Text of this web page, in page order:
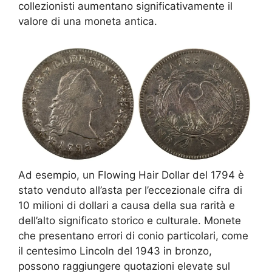
collezionisti aumentano significativamente il
valore di una moneta antica.
Ad esempio, un Flowing Hair Dollar del 1794 è
stato venduto all’asta per l’eccezionale cifra di
10 milioni di dollari a causa della sua rarità e
dell’alto significato storico e culturale. Monete
che presentano errori di conio particolari, come
il centesimo Lincoln del 1943 in bronzo,
possono raggiungere quotazioni elevate sul